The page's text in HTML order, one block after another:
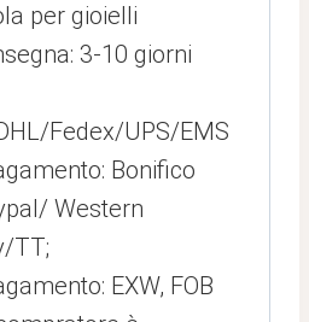
per gioielli
3-10 giorni
Fedex/UPS/EMS
Bonifico
Western
TT;
EXW, FOB